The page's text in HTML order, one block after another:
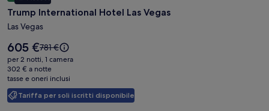
di
Trump
International
Hotel
Las
Vegas
Trump International Hotel Las Vegas
Las Vegas
Tariffa per soli iscritti disponibile
Il
prezzo
è
605 €
605 €Il
prezzo
era
781 €,
ottieni
maggiori
781 €
per 2 notti, 1 camera
302 € a notte
tasse e oneri inclusi